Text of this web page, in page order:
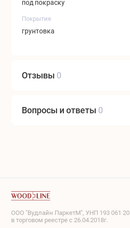
под покраску
Покрытие
грунтовка
Отзывы 0
Вопросы и ответы 0
ООО "Вудлайн ПаркетМ", УНП 193 061
в торговом реестре с 26.04.2018г.